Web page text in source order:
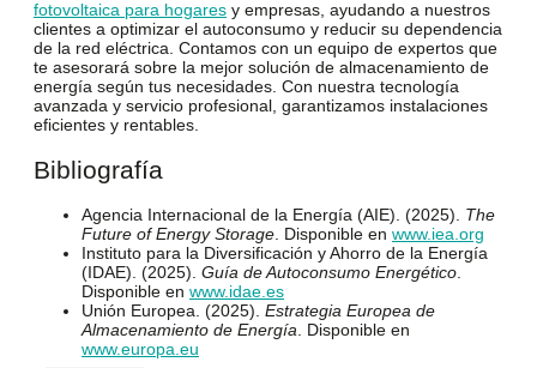
fotovoltaica para hogares y empresas, ayudando a nuestros
clientes a optimizar el autoconsumo y reducir su dependencia
de la red eléctrica. Contamos con un equipo de expertos que
te asesorará sobre la mejor solución de almacenamiento de
energía según tus necesidades. Con nuestra tecnología
avanzada y servicio profesional, garantizamos instalaciones
eficientes y rentables.
Bibliografía
Agencia Internacional de la Energía (AIE). (2025). The
Future of Energy Storage . Disponible en www.iea.org
Instituto para la Diversificación y Ahorro de la Energía
(IDAE). (2025). Guía de Autoconsumo Energético
Disponible en www.idae.es
Unión Europea. (2025). Estrategia Europea de
Almacenamiento de Energía . Disponible en
www.europa.eu